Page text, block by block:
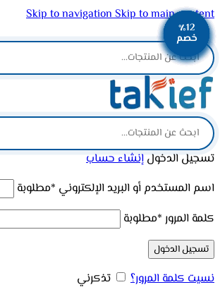
Skip to navigationSkip to main content
ADD ANYTHING HERE OR JUST REMOVE IT…
تسجيل الدخول إنشاء حساب
اسم المستخدم أو البريد الإلكتروني *مطلوبة
كلمة المرور *مطلوبة
تسجيل الدخول
نسيت كلمة المرور؟
تذكرني
٪12
خصم
٪12
خصم
٪13
خصم
٪10
خصم
٪12
خصم
٪13
خصم
٪11
خصم
٪12
خصم
٪12
خصم